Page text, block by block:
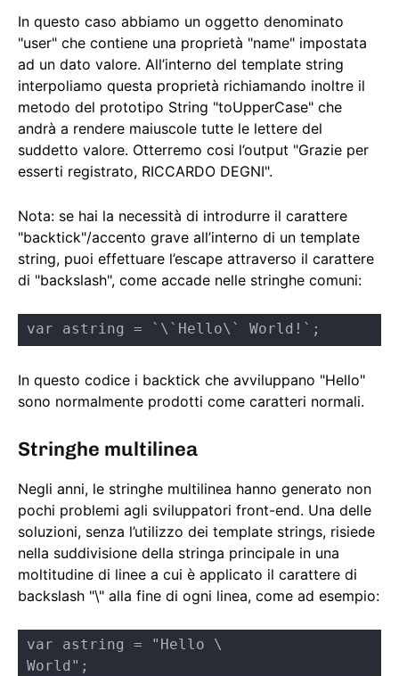
In questo caso abbiamo un oggetto denominato
"user" che contiene una proprietà "name" impostata
ad un dato valore. All’interno del template string
interpoliamo questa proprietà richiamando inoltre il
metodo del prototipo String "toUpperCase" che
andrà a rendere maiuscole tutte le lettere del
suddetto valore. Otterremo cosi l’output "Grazie per
esserti registrato, RICCARDO DEGNI".
Nota: se hai la necessità di introdurre il carattere
"backtick"/accento grave all’interno di un template
string, puoi effettuare l’escape attraverso il carattere
di "backslash", come accade nelle stringhe comuni:
var astring = `\`Hello\` World!`;
In questo codice i backtick che avviluppano "Hello"
sono normalmente prodotti come caratteri normali.
Stringhe multilinea
Negli anni, le stringhe multilinea hanno generato non
pochi problemi agli sviluppatori front-end. Una delle
soluzioni, senza l’utilizzo dei template strings, risiede
nella suddivisione della stringa principale in una
moltitudine di linee a cui è applicato il carattere di
backslash "\" alla fine di ogni linea, come ad esempio:
var astring = "Hello \
World";